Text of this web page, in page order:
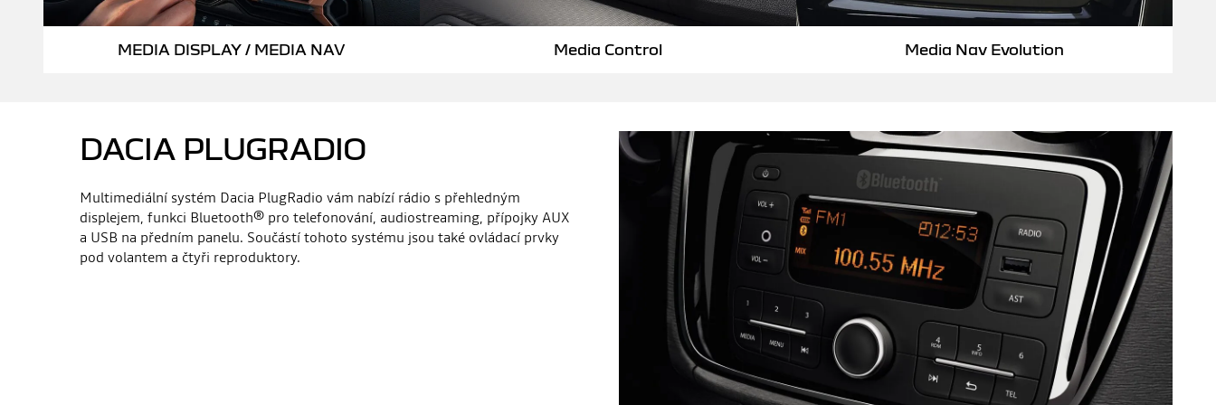
MEDIA DISPLAY / MEDIA NAV Media Control Media Nav Evolution
DACIA PLUGRADIO
Multimediální systém Dacia PlugRadio vám nabízí rádio s přehledným
displejem, funkci Bluetooth® pro telefonování, audiostreaming, přípojky AUX
a USB na předním panelu. Součástí tohoto systému jsou také ovládací prvky
pod volantem a čtyři reproduktory.